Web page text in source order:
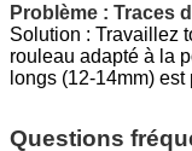
Problème : Traces
Solution : Travaillez
rouleau adapté à la
longs (12-14mm)
Questions